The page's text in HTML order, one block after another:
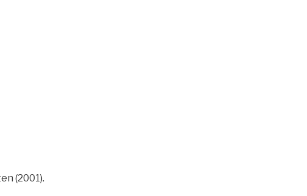
(2001).